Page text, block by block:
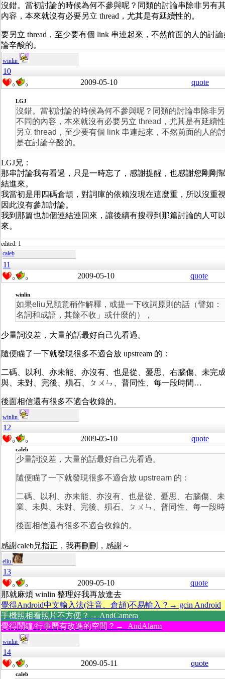
沒錯。當初討論的時候為何不參與呢？同類的討論串除非另有
內容，本來就沒有必要另立 thread，尤其是有延續性的。
要另立 thread，至少要有個 link 串連起來，不然前面的人的討
論辛酸的。
winlin
10
0 0 2009-05-10 quote
LGJ
沒錯。當初討論的時候為何不參與呢？同類的討論串除非
不同的內容，本來就沒有必要另立 thread，尤其是有延續
另立 thread，至少要有個 link 串連起來，不然前面的人的
是在討論辛酸的。
LGJ兄：
那串討論我有看過，只是一時忘了，感謝提醒，也感謝您剛剛
結進來。
我當初是用四碼倉頡，對詞庫的依賴沒現在這麼重，所以沒重
因此沒有參加討論。
我到那篇也加個連結連回來，讓後續有搜尋到那篇討論的人可
來。
edited: 1
caleb
11
0 0 2009-05-10 quote
winlin
如果eliu兄願意稍作解釋，或提一下收詞原則的話（譬如：
名詞和成語，其餘不收」或什麼的），
少量詞沒差，大量的話最好自己先看過。
隨便瞄了一下就發現很多不適合放 upstream 的：
二碼、以利、亦未能、亦沒有、也是從、憂思、右腦傷、未完
與、未對、完後、殞石、ㄆㄨㄣ、普同性、每一段時間…
後面相信還有很多不適合收錄的。
winlin
12
0 0 2009-05-10 quote
caleb
少量詞沒差，大量的話最好自己先看過。
隨便瞄了一下就發現很多不適合放 upstream 的：
二碼、以利、亦未能、亦沒有、也是從、憂思、右腦傷、
業、未與、未對、完後、殞石、ㄆㄨㄣ、普同性、每一段
後面相信還有很多不適合收錄的。
感謝caleb兄指正，我再刪刪，感謝～
eliu
13
0 0 2009-05-10
quote
那就麻煩 winlin 整理好我再放進去
覺得Android中文輸入法(注音、倉頡)不易輸入？→ gcin Android
手機照相看照片不方便？→ AndCamera
覺得鬧鐘/行事曆有改進的空間？→ AndAlarm
winlin
14
0 0 2009-05-11 quote
caleb